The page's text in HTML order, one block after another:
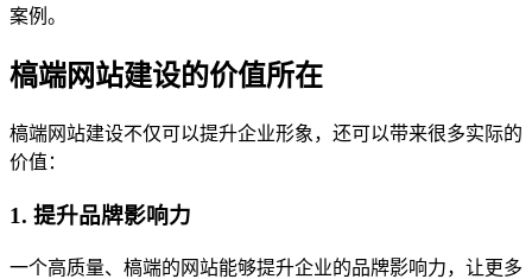
案例。
槁端网站建设的价值所在
槁端网站建设不仅可以提升企业形象，还可以带来很多实际的
价值：
1. 提升品牌影响力
一个高质量、槁端的网站能够提升企业的品牌影响力，让更多